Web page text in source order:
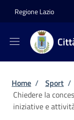
Regione Lazio
Briciole di
Home / Sport /
Chiedere la
iniziative e